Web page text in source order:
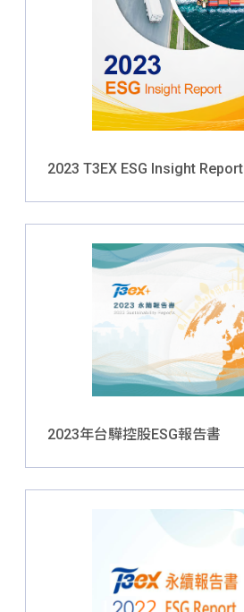
2023 T3EX ESG Insight Report
2023年台驊控股ESG報告書